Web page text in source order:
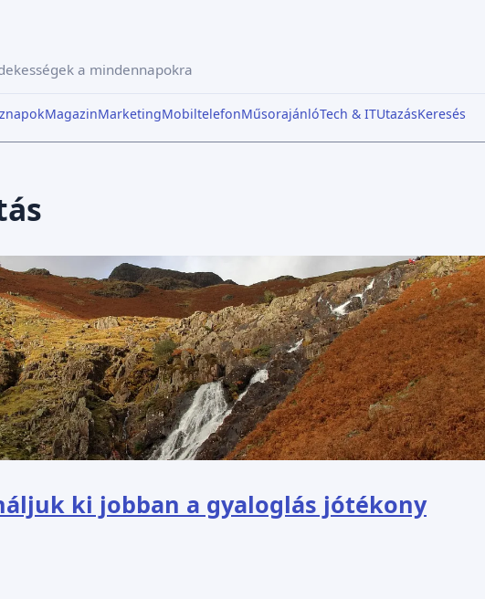
a mindennapokra
MagazinMarketingMobiltelefonMűsorajánlóTech & ITUtazásKeresés
ki jobban a gyaloglás jótékony